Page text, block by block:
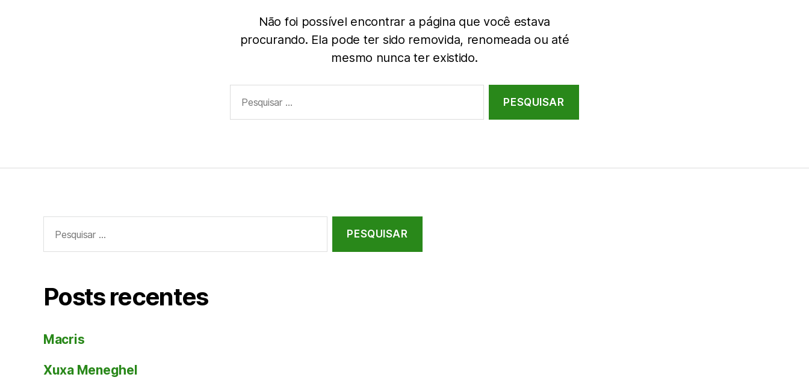
Não foi possível encontrar a página que você estava
procurando. Ela pode ter sido removida, renomeada ou até
mesmo nunca ter existido.
por:
por:
Posts recentes
Macris
Xuxa Meneghel